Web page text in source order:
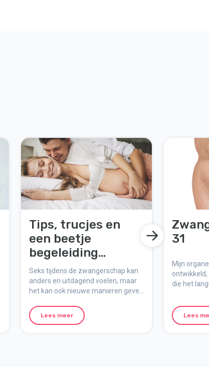
Tips, trucjes en
een beetje
begeleiding
gericht op
zwangerschapssek
s
Seks tijdens de zwangerschap kan
anders en uitdagend voelen, maar
het kan ook nieuwe manieren geven
Met de juiste instelling, wat geduld
en enkele simpele oefeningen
Lees meer
31
Mijn
die het
Lees